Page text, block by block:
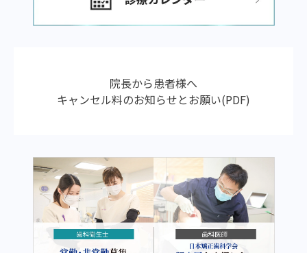
院長から患者様へ
キャンセル料のお知らせとお願い(PDF)